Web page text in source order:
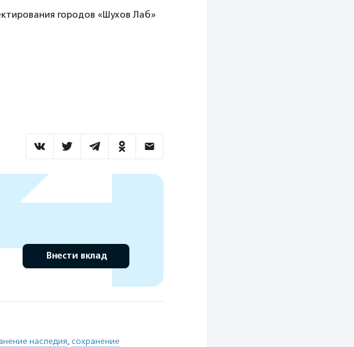
городов «Шухов Лаб»
Внести вклад
наследия, сохранение